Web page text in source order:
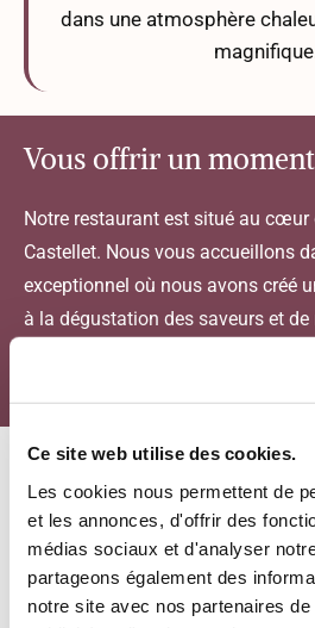
Ce site web utilise des cookies.
Les cookies nous permettent de
et les annonces, d'offrir des
médias sociaux et d'analyser
partageons également des
notre site avec nos partenaires
dans une atmosphère
Vous offrir un
Notre restaurant est situé au cœur
Castellet. Nous vous accueillons
exceptionnel où nous avons créé
à la dégustation des saveurs et
convivialité sereine. Ici, l’émotion